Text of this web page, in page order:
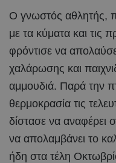
Ο γνωστός αθλητής,
με τα κύματα και τις
φρόντισε να
χαλάρωσης και
αμμουδιά. Παρά την
θερμοκρασία τις
δίστασε να αναφέρει
να απολαμβάνει το
ήδη στα τέλη